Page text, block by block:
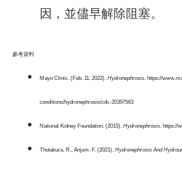
因，並儘早解除阻塞。
參考資料
Mayo Clinic. (Feb. 11, 2022). Hydronephrosis. https://
conditions/hydronephrosis/cdc-20397563‌
National Kidney Foundation. (2015). Hydronephrosis. https://
Thotakura, R., Anjum, F. (2021). Hydronephrosis And